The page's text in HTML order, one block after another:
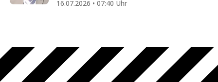
16.07.2026 • 07:40 Uhr